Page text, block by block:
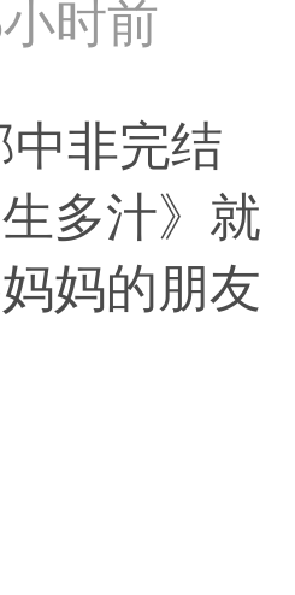
时前
中非完结
生多汁》就
妈的朋友